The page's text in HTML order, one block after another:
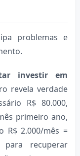
problemas e
investir em
revela verdade
R$ 80.000,
primeiro ano,
R$ 2.000/mês =
recuperar